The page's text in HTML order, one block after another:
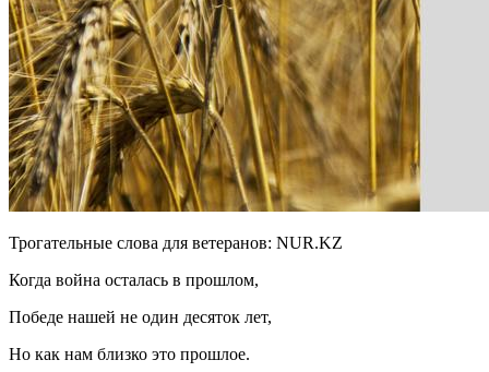
Трогательные слова для ветеранов: NUR.KZ
Когда война осталась в прошлом,
Победе нашей не один десяток лет,
Но как нам близко это прошлое.